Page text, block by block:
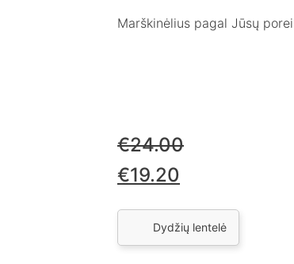
Marškinėlius pagal Jūsų
€24.00
€19.20
Dydžių lentelė